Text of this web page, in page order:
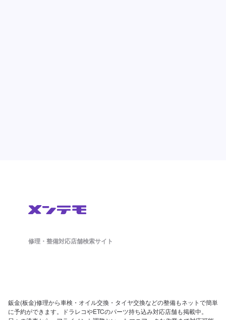
修理・整備対応店舗検索サイト
鈑金(板金)修理から車検・オイル交換・タイヤ交換などの整備もネットで簡単
に予約ができます。ドラレコやETCのパーツ持ち込み対応店舗も掲載中。